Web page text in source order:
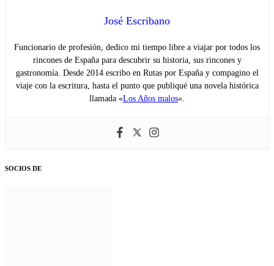
José Escribano
Funcionario de profesión, dedico mi tiempo libre a viajar por todos los
rincones de España para descubrir su historia, sus rincones y
gastronomía. Desde 2014 escribo en Rutas por España y compagino el
viaje con la escritura, hasta el punto que publiqué una novela histórica
llamada «Los Años malos«.
SOCIOS DE